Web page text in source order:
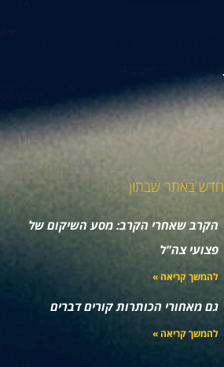
חדש באתר שבתון
הקרב שאחרי הקרב: מסע השיקום של
פצועי צה"ל
להמשך קריאה »
גם מאחורי הכותרות קורים דברים
להמשך קריאה »